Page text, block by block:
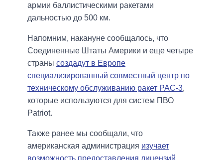
армии баллистическими ракетами
дальностью до 500 км.
Напомним, накануне сообщалось, что
Соединенные Штаты Америки и еще четыре
страны создадут в Европе
специализированный совместный центр по
техническому обслуживанию ракет PAC-3,
которые используются для систем ПВО
Patriot.
Также ранее мы сообщали, что
американская администрация изучает